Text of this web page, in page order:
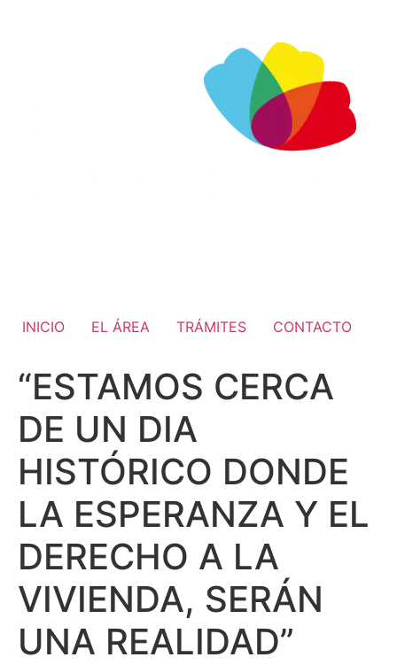
INICIO EL ÁREA TRÁMITES CONTACTO
“ESTAMOS CERCA
DE UN DIA
HISTÓRICO DONDE
LA ESPERANZA Y EL
DERECHO A LA
VIVIENDA, SERÁN
UNA REALIDAD”